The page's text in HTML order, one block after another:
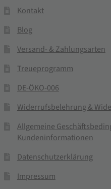
Kontakt
Blog
Versand- & Zahlungsarten
Treueprogramm
DE-ÖKO-006
Widerrufsbelehrung &
Allgemeine
Kundeninformationen
Datenschutzerklärung
Impressum